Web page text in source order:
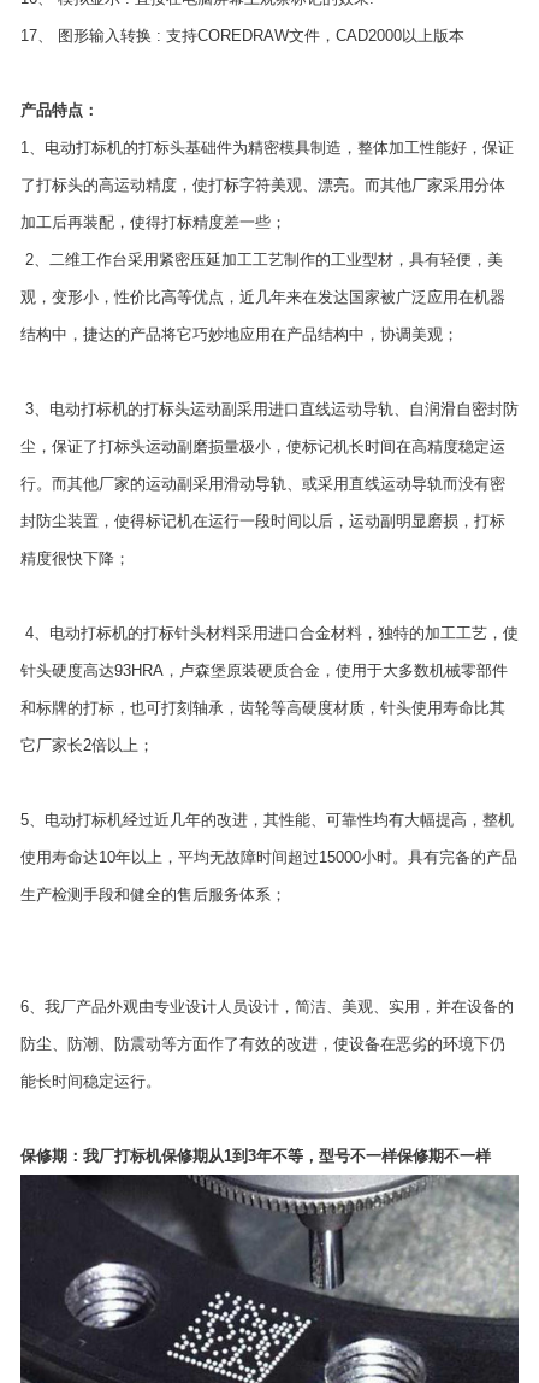
17、 图形输入转换 : 支持COREDRAW文件，CAD2000以上版本
产品特点：
1、电动打标机的打标头基础件为精密模具制造，整体加工性能好，保证
了打标头的高运动精度，使打标字符美观、漂亮。而其他厂家采用分体
加工后再装配，使得打标精度差一些；
2、二维工作台采用紧密压延加工工艺制作的工业型材，具有轻便，美
观，变形小，性价比高等优点，近几年来在发达国家被广泛应用在机器
结构中，捷达的产品将它巧妙地应用在产品结构中，协调美观；
3、电动打标机的打标头运动副采用进口直线运动导轨、自润滑自密封防
尘，保证了打标头运动副磨损量极小，使标记机长时间在高精度稳定运
行。而其他厂家的运动副采用滑动导轨、或采用直线运动导轨而没有密
封防尘装置，使得标记机在运行一段时间以后，运动副明显磨损，打标
精度很快下降；
4、电动打标机的打标针头材料采用进口合金材料，独特的加工工艺，使
针头硬度高达93HRA，卢森堡原装硬质合金，使用于大多数机械零部件
和标牌的打标，也可打刻轴承，齿轮等高硬度材质，针头使用寿命比其
它厂家长2倍以上；
5、电动打标机经过近几年的改进，其性能、可靠性均有大幅提高，整机
使用寿命达10年以上，平均无故障时间超过15000小时。具有完备的产品
生产检测手段和健全的售后服务体系；
6、我厂产品外观由专业设计人员设计，简洁、美观、实用，并在设备的
防尘、防潮、防震动等方面作了有效的改进，使设备在恶劣的环境下仍
能长时间稳定运行。
保修期：我厂打标机保修期从1到3年不等，型号不一样保修期不一样